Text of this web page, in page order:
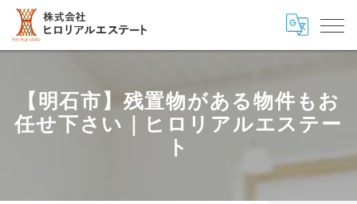
【明石市】残置物がある物件もお
任せ下さい｜ヒロリアルエステー
ト